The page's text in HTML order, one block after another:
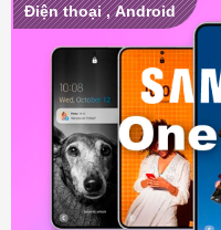
Điện thoại ,Android